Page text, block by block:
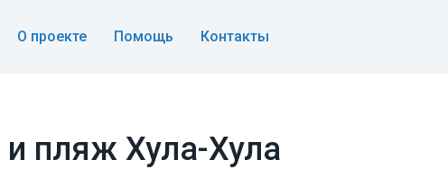
О проекте Помощь Контакты
пляж Хула-Хула